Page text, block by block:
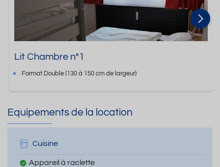
Lit Chambre n°1
Format Double (130 à 150 cm de largeur)
Equipements de la location
Cuisine
Appareil à raclette